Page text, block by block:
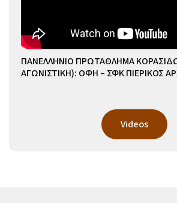
ΠΑΝΕΛΛΗΝΙΟ ΠΡΩΤΑΘΛΗΜΑ
ΑΓΩΝΙΣΤΙΚΗ): ΟΦΗ – ΣΦΚ ΠΙΕΡΙΚΟΣ
Videos